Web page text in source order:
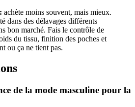
achète moins souvent, mais mieux.
dans des délavages différents
bon marché. Fais le contrôle de
du tissu, finition des poches et
ou ça ne tient pas.
de la mode masculine pour la